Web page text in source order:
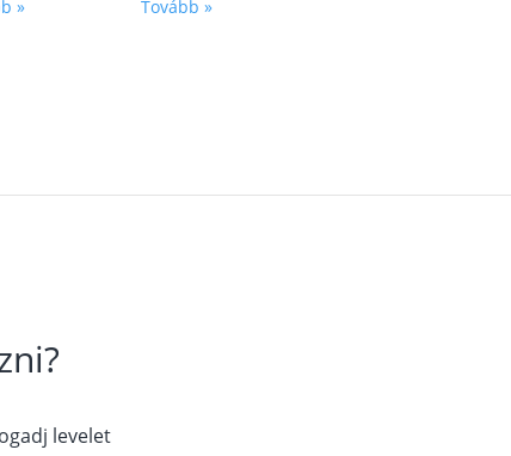
» Tovább »
levelet